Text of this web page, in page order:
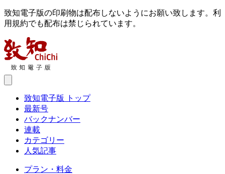
致知電子版の印刷物は配布しないようにお願い致します。利
用規約でも配布は禁じられています。
致知電子版 トップ
最新号
バックナンバー
連載
カテゴリー
人気記事
プラン・料金